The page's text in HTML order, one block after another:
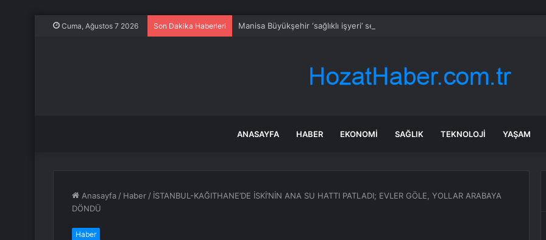
Cuma, Ağustos 7 2026 Son Dakika Haberleri Manisa Büyükşehir ‘sağlıklı işyeri’ sertifikasına kavuştu
ANASAYFA HABER EKONOMI SAĞLIK TEKNOLOJI YAŞAM
Anasayfa / Haber / İSTANBUL-KAĞITHANE’DE İSKİ’NİN ANA SU HATTI PATLADI; EVLER GÖLE, YOLLAR ARABAYA
DÖNDÜ
Haber